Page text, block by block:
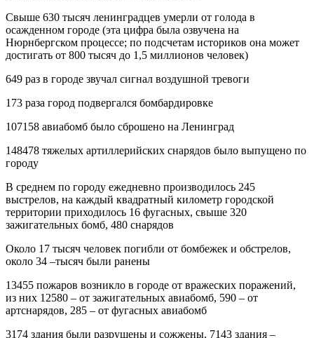
Свыше 630 тысяч ленинградцев умерли от голода в
осажденном городе (эта цифра была озвучена на
Нюрнбергском процессе; по подсчетам историков она может
достигать от 800 тысяч до 1,5 миллионов человек)
649 раз в городе звучал сигнал воздушной тревоги
173 раза город подвергался бомбардировке
107158 авиабомб было сброшено на Ленинград
148478 тяжелых артиллерийских снарядов было выпущено по
городу
В среднем по городу ежедневно производилось 245
выстрелов, на каждый квадратный километр городской
территории приходилось 16 фугасных, свыше 320
зажигательных бомб, 480 снарядов
Около 17 тысяч человек погибли от бомбежек и обстрелов,
около 34 –тысяч были ранены
13455 пожаров возникло в городе от вражеских поражений,
из них 12580 – от зажигательных авиабомб, 590 – от
артснарядов, 285 – от фугасных авиабомб
3174 здания были разрушены и сожжены, 7143 здания –